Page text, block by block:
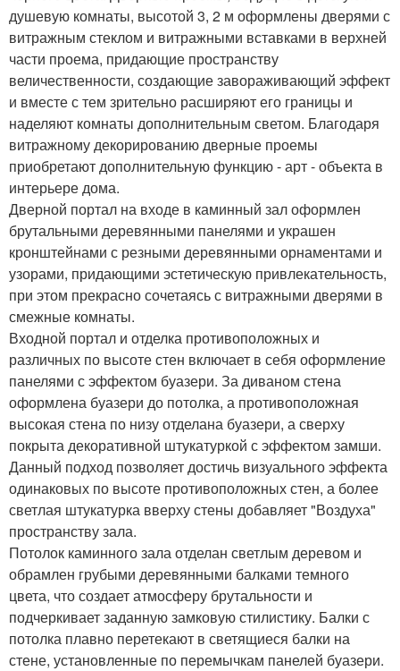
душевую комнаты, высотой 3, 2 м оформлены дверями с
витражным стеклом и витражными вставками в верхней
части проема, придающие пространству
величественности, создающие завораживающий эффект
и вместе с тем зрительно расширяют его границы и
наделяют комнаты дополнительным светом. Благодаря
витражному декорированию дверные проемы
приобретают дополнительную функцию - арт - объекта в
интерьере дома.
Дверной портал на входе в каминный зал оформлен
брутальными деревянными панелями и украшен
кронштейнами с резными деревянными орнаментами и
узорами, придающими эстетическую привлекательность,
при этом прекрасно сочетаясь с витражными дверями в
смежные комнаты.
Входной портал и отделка противоположных и
различных по высоте стен включает в себя оформление
панелями с эффектом буазери. За диваном стена
оформлена буазери до потолка, а противоположная
высокая стена по низу отделана буазери, а сверху
покрыта декоративной штукатуркой с эффектом замши.
Данный подход позволяет достичь визуального эффекта
одинаковых по высоте противоположных стен, а более
светлая штукатурка вверху стены добавляет "Воздуха"
пространству зала.
Потолок каминного зала отделан светлым деревом и
обрамлен грубыми деревянными балками темного
цвета, что создает атмосферу брутальности и
подчеркивает заданную замковую стилистику. Балки с
потолка плавно перетекают в светящиеся балки на
стене, установленные по перемычкам панелей буазери.